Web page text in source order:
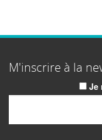
M'inscrire à la
Je